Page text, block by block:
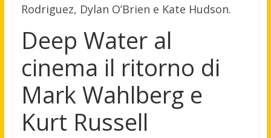
Rodriguez, Dylan O’Brien e Kate Hudson.
Deep Water al
cinema il ritorno di
Mark Wahlberg e
Kurt Russell